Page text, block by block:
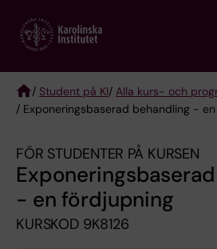
main
Breadcrumb
/ Student på KI/ Alla kurs- och
/ Exponeringsbaserad behandling -
FÖR STUDENTER PÅ KURSEN
- en fördjupning
KURSKOD 9K8126